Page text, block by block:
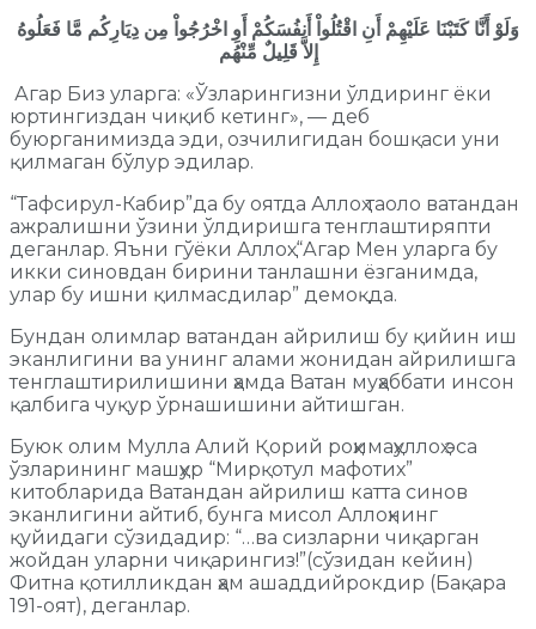
وَلَوْ أَنَّا كَتَبْنَا عَلَيْهِمْ أَنِ اقْتُلُواْ أَنفُسَكُمْ أَوِ اخْرُجُواْ مِن دِيَارِكُم مَّا فَعَلُوهُ
إِلاَّ قَلِيلٌ مِّنْهُم
Агар Биз уларга: «Ўзларингизни ўлдиринг ёки
юртингиздан чиқиб кетинг», — деб
буюрганимизда эди, озчилигидан бошқаси уни
қилмаган бўлур эдилар.
“Тафсирул-Кабир”да бу оятда Аллоҳ таоло ватандан
ажралишни ўзини ўлдиришга тенглаштиряпти
деганлар. Яъни гўёки Аллоҳ: “Агар Мен уларга бу
икки синовдан бирини танлашни ёзганимда,
улар бу ишни қилмасдилар” демоқда.
Бундан олимлар ватандан айрилиш бу қийин иш
эканлигини ва унинг алами жонидан айрилишга
тенглаштирилишини ҳамда Ватан муҳаббати инсон
қалбига чуқур ўрнашишини айтишган.
Буюк олим Мулла Алий Қорий роҳимаҳуллоҳ эса
ўзларининг машҳур “Мирқотул мафотих”
китобларида Ватандан айрилиш катта синов
эканлигини айтиб, бунга мисол Аллоҳнинг
қуйидаги сўзидадир: “…ва сизларни чиқарган
жойдан уларни чиқарингиз!”(сўзидан кейин)
Фитна қотилликдан ҳам ашаддийрокдир (Бақара
191-оят), деганлар.